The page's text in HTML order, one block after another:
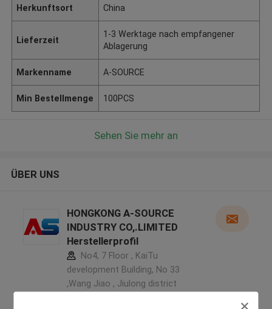
Herkunftsort China
Lieferzeit
1-3 Werktage nach empfangener
Ablagerung
Markenname A-SOURCE
Min Bestellmenge 100PCS
Sehen Sie mehr an
ÜBER UNS
HONGKONG A-SOURCE
INDUSTRY CO,.LIMITED
Herstellerprofil
No4, 7 Floor , KaiTu
development Building, No 33
,Wang Jiao , Jiulong district